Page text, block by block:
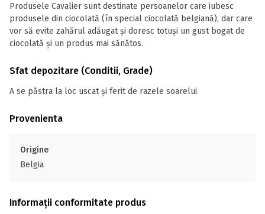
Produsele Cavalier sunt destinate persoanelor care iubesc
produsele din ciocolată (în special ciocolată belgiană), dar care
vor să evite zahărul adăugat și doresc totuși un gust bogat de
ciocolată și un produs mai sănătos.
Sfat depozitare (Conditii, Grade)
A se păstra la loc uscat și ferit de razele soarelui.
Provenienta
Origine
Belgia
Informații conformitate produs